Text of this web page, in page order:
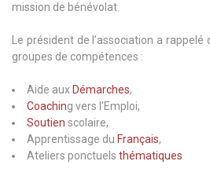
mission de bénévolat.
Le président de l’association a rappelé
groupes de compétences :
Aide aux Démarches,
Coaching vers l’Emploi,
Soutien scolaire,
Apprentissage du Français,
Ateliers ponctuels thématiques